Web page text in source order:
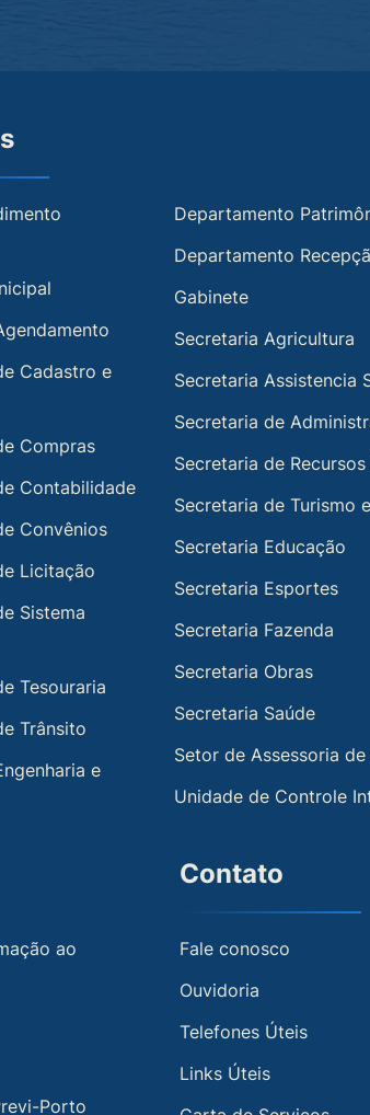
Cadastro e
Compras
Contabilidade
Convênios
Licitação
Sistema
Tesouraria
Trânsito
e
Departamento
Departamento
Gabinete
Secretaria Agricultura
Secretaria Assistencia
Secretaria de
Secretaria de
Secretaria de Turismo
Secretaria Educação
Secretaria Esportes
Secretaria Fazenda
Secretaria Obras
Secretaria Saúde
Setor de Assessoria de
Unidade de Controle
ao
Porto
Contato
Fale conosco
Ouvidoria
Telefones Úteis
Links Úteis